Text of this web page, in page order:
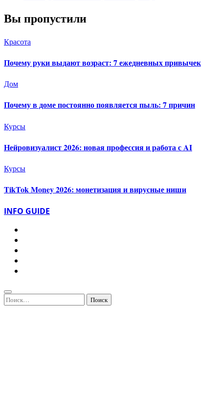
Вы пропустили
Красота
Почему руки выдают возраст: 7 ежедневных привычек
Дом
Почему в доме постоянно появляется пыль: 7 причин
Курсы
Нейровизуалист 2026: новая профессия и работа с AI
Курсы
TikTok Money 2026: монетизация и вирусные ниши
INFO GUIDE
Найти: